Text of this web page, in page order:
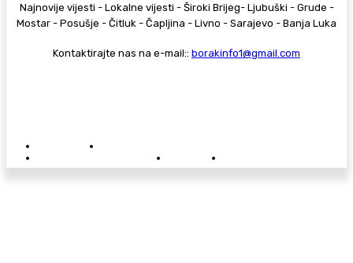
Najnovije vijesti - Lokalne vijesti - Široki Brijeg- Ljubuški - Grude -
Mostar - Posušje - Čitluk - Čapljina - Livno - Sarajevo - Banja Luka
Kontaktirajte nas na e-mail:: borakinfo1@gmail.com